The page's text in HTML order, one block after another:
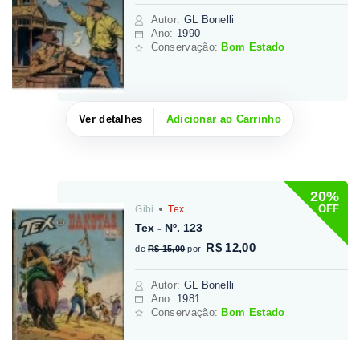
Autor: GL Bonelli
Ano: 1990
Conservação: Bom Estado
Ver detalhes Adicionar ao Carrinho
20%
OFF
Gibi Tex
Tex - Nº. 123
de R$ 15,00 por R$ 12,00
Autor: GL Bonelli
Ano: 1981
Conservação:Bom Estado